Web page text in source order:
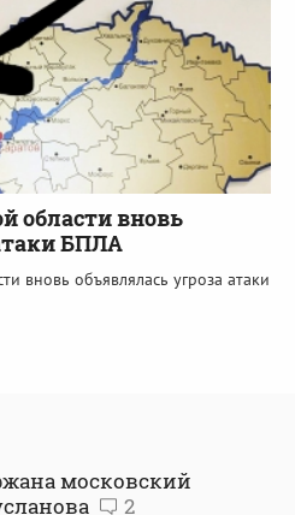
области вновь
БПЛА
вновь объявлялась угроза атаки
московский
2